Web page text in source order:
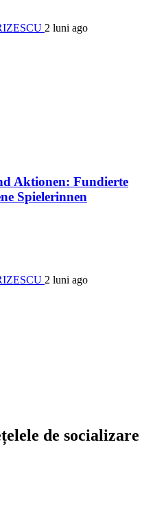
2 luni ago
Aktionen: Fundierte
Spielerinnen
2 luni ago
de socializare